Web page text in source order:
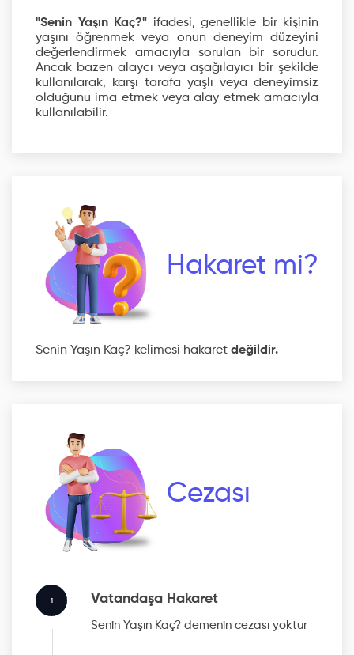
"Senin Yaşın Kaç?" ifadesi, genellikle bir kişinin
yaşını öğrenmek veya onun deneyim düzeyini
değerlendirmek amacıyla sorulan bir sorudur.
Ancak bazen alaycı veya aşağılayıcı bir şekilde
kullanılarak, karşı tarafa yaşlı veya deneyimsiz
olduğunu ima etmek veya alay etmek amacıyla
kullanılabilir.
Hakaret mi?
Senin Yaşın Kaç? kelimesi hakaret değildir.
Cezası
1 Vatandaşa Hakaret
Senin Yaşın Kaç? demenin cezası yoktur